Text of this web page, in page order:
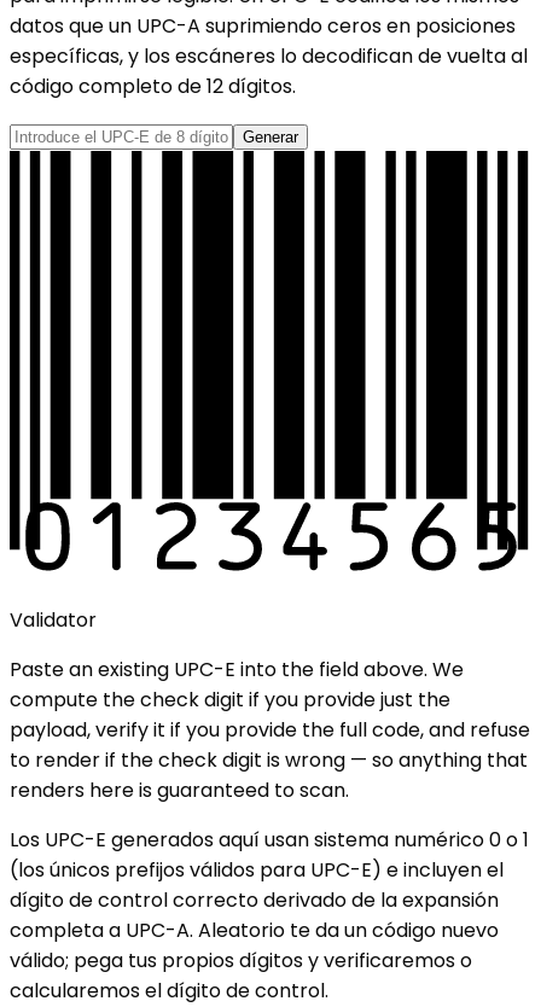
datos que un UPC-A suprimiendo ceros en posiciones
específicas, y los escáneres lo decodifican de vuelta al
código completo de 12 dígitos.
Generar
Validator
Paste an existing UPC-E into the field above. We
compute the check digit if you provide just the
payload, verify it if you provide the full code, and refuse
to render if the check digit is wrong — so anything that
renders here is guaranteed to scan.
Los UPC-E generados aquí usan sistema numérico 0 o 1
(los únicos prefijos válidos para UPC-E) e incluyen el
dígito de control correcto derivado de la expansión
completa a UPC-A. Aleatorio te da un código nuevo
válido; pega tus propios dígitos y verificaremos o
calcularemos el dígito de control.